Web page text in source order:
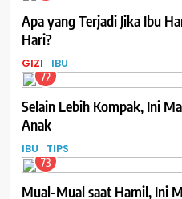
Apa yang Terjadi Jika Ibu
Hari?
GIZI IBU
72
Selain Lebih Kompak, Ini
Anak
IBU TIPS
73
Mual-Mual saat Hamil, Ini